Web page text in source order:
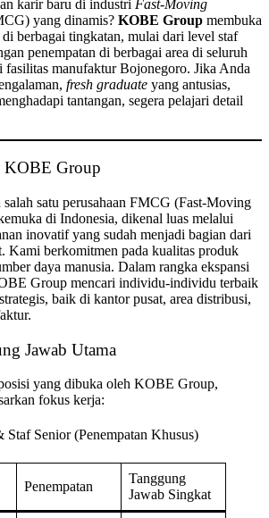
karir baru di industri Fast-Moving
yang dinamis? KOBE Group membuka
berbagai tingkatan, mulai dari level staf
penempatan di berbagai area di seluruh
fasilitas manufaktur Bojonegoro. Jika Anda
fresh graduate yang antusias,
tantangan, segera pelajari detail
KOBE Group
salah satu perusahaan FMCG (Fast-Moving
di Indonesia, dikenal luas melalui
inovatif yang sudah menjadi bagian dari
Kami berkomitmen pada kualitas produk
daya manusia. Dalam rangka ekspansi
Group mencari individu-individu terbaik
baik di kantor pusat, area distribusi,
Jawab Utama
yang dibuka oleh KOBE Group,
fokus kerja:
Senior (Penempatan Khusus)
Penempatan
Tanggung
Jawab Singkat